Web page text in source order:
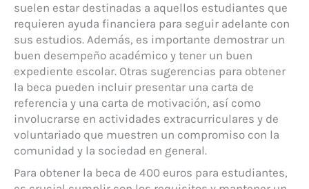
suelen estar destinadas a aquellos estudiantes que
requieren ayuda financiera para seguir adelante con
sus estudios. Además, es importante demostrar un
buen desempeño académico y tener un buen
expediente escolar. Otras sugerencias para obtener
la beca pueden incluir presentar una carta de
referencia y una carta de motivación, así como
involucrarse en actividades extracurriculares y de
voluntariado que muestren un compromiso con la
comunidad y la sociedad en general.
Para obtener la beca de 400 euros para estudiantes,